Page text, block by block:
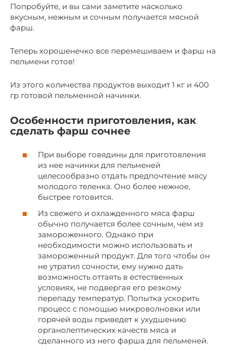
Попробуйте, и вы сами заметите насколько
вкусным, нежным и сочным получается мясной
фарш.
Теперь хорошенечко все перемешиваем и фарш на
пельмени готов!
Из этого количества продуктов выходит 1 кг и 400
гр готовой пельменной начинки.
Особенности приготовления, как
сделать фарш сочнее
При выборе говядины для приготовления
из нее начинки для пельменей
целесообразно отдать предпочтение мясу
молодого теленка. Оно более нежное,
быстрее готовится.
Из свежего и охлажденного мяса фарш
обычно получается более сочным, чем из
замороженного. Однако при
необходимости можно использовать и
замороженный продукт. Для того чтобы он
не утратил сочности, ему нужно дать
возможность оттаять в естественных
условиях, не подвергая его резкому
перепаду температур. Попытка ускорить
процесс с помощью микроволновки или
горячей воды приведет к ухудшению
органолептических качеств мяса и
сделанного из него фарша для пельменей.